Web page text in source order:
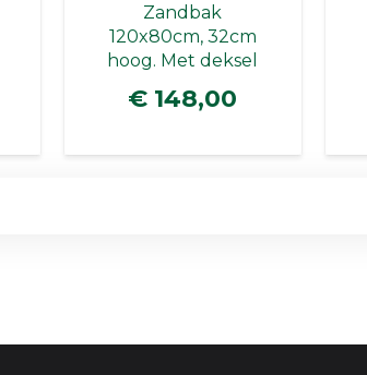
Zandbak
120x80cm, 32cm
hoog. Met deksel
€ 148,00